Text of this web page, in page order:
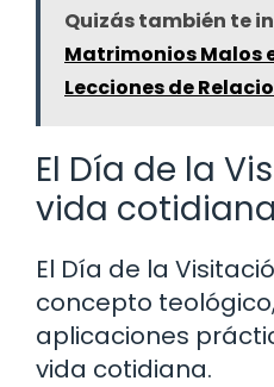
Quizás también te
Matrimonios Malos
Lecciones de
El Día de la
vida cotidiana
El Día de la
concepto
aplicaciones
vida cotidiana.